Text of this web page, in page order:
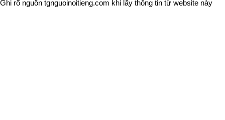
Ghi rõ nguồn tgnguoinoitieng.com khi lấy thông tin từ website này